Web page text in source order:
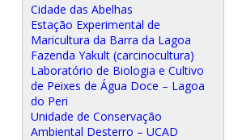
Cidade das Abelhas
Estação Experimental de
Maricultura da Barra da Lagoa
Fazenda Yakult (carcinocultura)
Laboratório de Biologia e Cultivo
de Peixes de Água Doce – Lagoa
do Peri
Unidade de Conservação
Ambiental Desterro – UCAD